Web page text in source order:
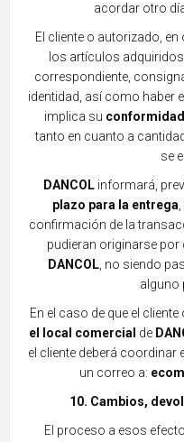
acordar otro
El cliente o autorizado,
los artícul os adquiridos,
correspondiente,
identidad, así como haber
implica su
tanto en cuanto a
se
DANCOLinformará,
plazo para la entrega
confirmación de la
pudieran originarse
DANCOL , no siendo
alguno
En el caso de que el cliente
el local comercial de
el cliente deberá coordinar
un correo a:
10. Cambios,
El proceso a esos